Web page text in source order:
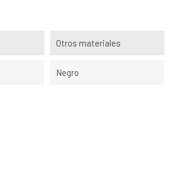
Otros materiales
Negro